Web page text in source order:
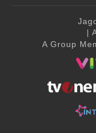
|
A Group